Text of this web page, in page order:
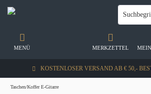
KOSTENLOSER VERSAND AB € 50,-
MERKZETTEL
MENÜ
Taschen/Koffer E-Gitarre